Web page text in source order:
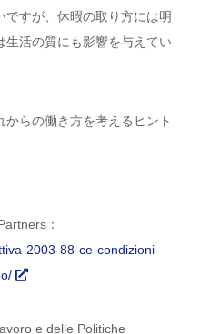
ですが、休暇の取り方には明
活の質にも影響を与えてい
らの働き方を考えるヒント
：
2003-88-ce-condizioni-
e delle Politiche